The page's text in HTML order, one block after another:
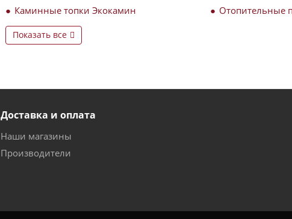
Каминные топки Экокамин
Отопительные
Показать все
Доставка и оплата
Наши магазины
Производители